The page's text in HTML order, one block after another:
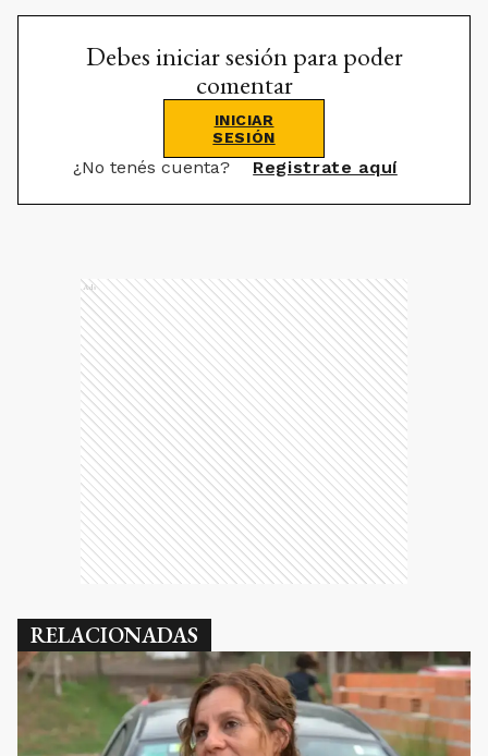
Debes iniciar sesión para poder
comentar
INICIAR
SESIÓN
¿No tenés cuenta? Registrate aquí
Ads
RELACIONADAS